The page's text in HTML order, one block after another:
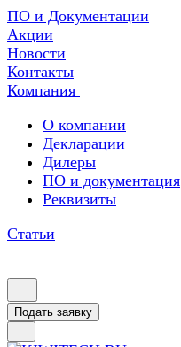
ПО и Документации
Акции
Новости
Контакты
Компания
О компании
Декларации
Дилеры
ПО и документация
Реквизиты
Статьи
Подать заявку